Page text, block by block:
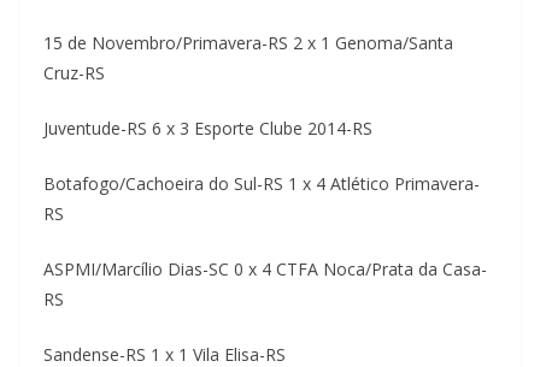
15 de Novembro/Primavera-RS 2 x 1 Genoma/Santa
Cruz-RS
Juventude-RS 6 x 3 Esporte Clube 2014-RS
Botafogo/Cachoeira do Sul-RS 1 x 4 Atlético Primavera-
RS
ASPMI/Marcílio Dias-SC 0 x 4 CTFA Noca/Prata da Casa-
RS
Sandense-RS 1 x 1 Vila Elisa-RS